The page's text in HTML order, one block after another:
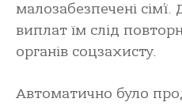
малозабезпечені
виплат їм слід
органів соцзахисту.
Автоматично було